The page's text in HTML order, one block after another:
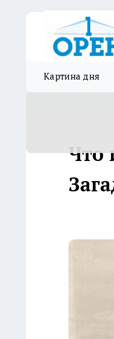
Картина дня
Что